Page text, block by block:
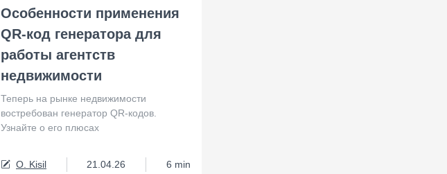
Особенности применения
QR-код генератора для
работы агентств
недвижимости
Теперь на рынке недвижимости
востребован генератор QR-кодов.
Узнайте о его плюсах
O. Kisil 21.04.26 6 min